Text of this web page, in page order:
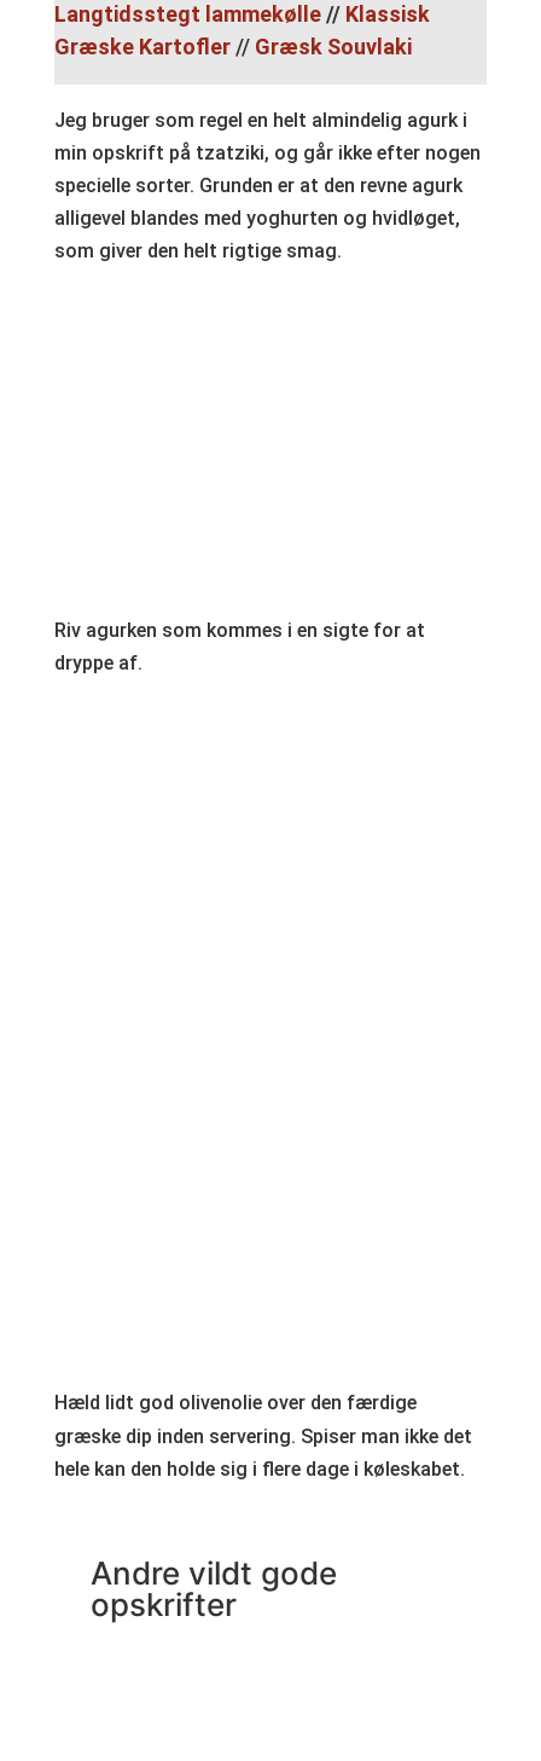
Langtidsstegt lammekølle// Klassisk
Græske Kartofler// Græsk Souvlaki
Jeg bruger som regel en helt almindelig agurk i
min opskrift på tzatziki, og går ikke efter nogen
specielle sorter. Grunden er at den revne agurk
alligevel blandes med yoghurten og hvidløget,
som giver den helt rigtige smag.
Riv agurken som kommes i en sigte for at
dryppe af.
Hæld lidt god olivenolie over den færdige
græske dip inden servering. Spiser man ikke det
hele kan den holde sig i flere dage i køleskabet.
Andre vildt gode
opskrifter